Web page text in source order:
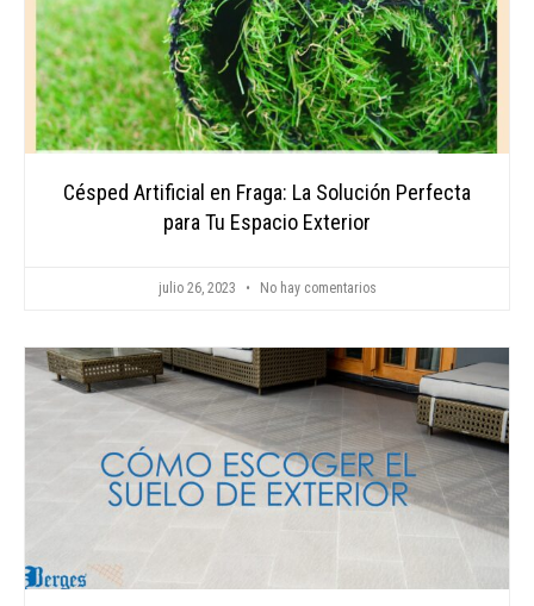
Césped Artificial en Fraga: La Solución Perfecta
para Tu Espacio Exterior
julio 26, 2023 No hay comentarios